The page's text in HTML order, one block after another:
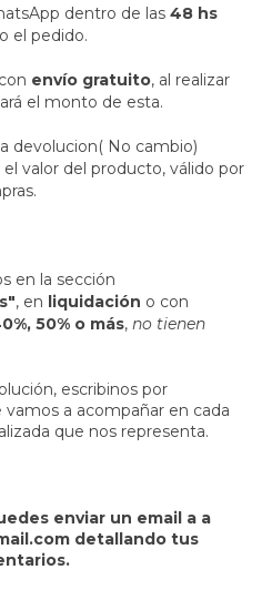
dentro de las 48 hs
el pedido.
envío gratuito, al realizar
el monto de esta.
devolucion( No cambio)
el valor del producto, válido por
en la sección
, en liquidación o con
50% o más, no tienen
escribinos por
vamos a acompañar en cada
que nos representa.
enviar un email a a
detallando tus